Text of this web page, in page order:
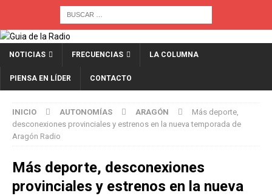
NOTICIAS FRECUENCIAS LA COLUMNA
PIENSA EN LÍDER CONTACTO
INICIO AUTONOMÍAS ARAGÓN
Más deporte,
desconexiones provinciales y estrenos en la nueva temporada de
Aragón Radio
Más deporte, desconexiones
provinciales y estrenos en la nueva